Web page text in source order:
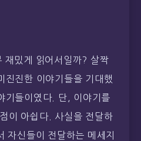
재밌게 읽어서일까? 살짝
진진한 이야기들을 기대했
기들이였다. 단, 이야기를
이 아쉽다. 사실을 전달하
자신들이 전달하는 메세지